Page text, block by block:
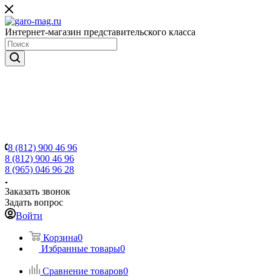
Интернет-магазин представительского класса
8 (812) 900 46 96
8 (812) 900 46 96
8 (965) 046 96 28
Заказать звонок
Задать вопрос
Войти
Корзина0
Избранные товары0
Сравнение товаров0